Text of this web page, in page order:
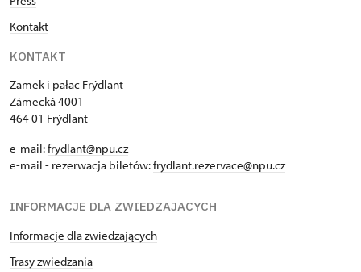
Kontakt
KONTAKT
Zamek i pałac Frýdlant
Zámecká 4001
464 01 Frýdlant
e-mail:frydlant@npu.cz
e-mail - rezerwacja biletów:frydlant.rezervace@npu.cz
INFORMACJE DLA ZWIEDZAJACYCH
Informacje dla zwiedzających
Trasy zwiedzania